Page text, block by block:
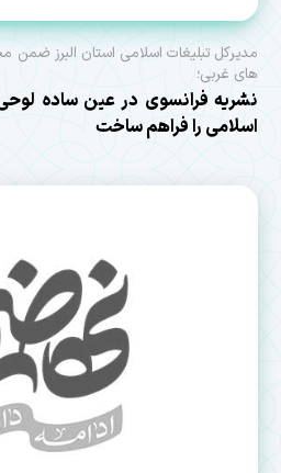
مدیرکل تبلیغات اسلامی استان البرز ضمن
های غربی؛
نشریه فرانسوی در عین ساده
اسلامی را فراهم ساخت